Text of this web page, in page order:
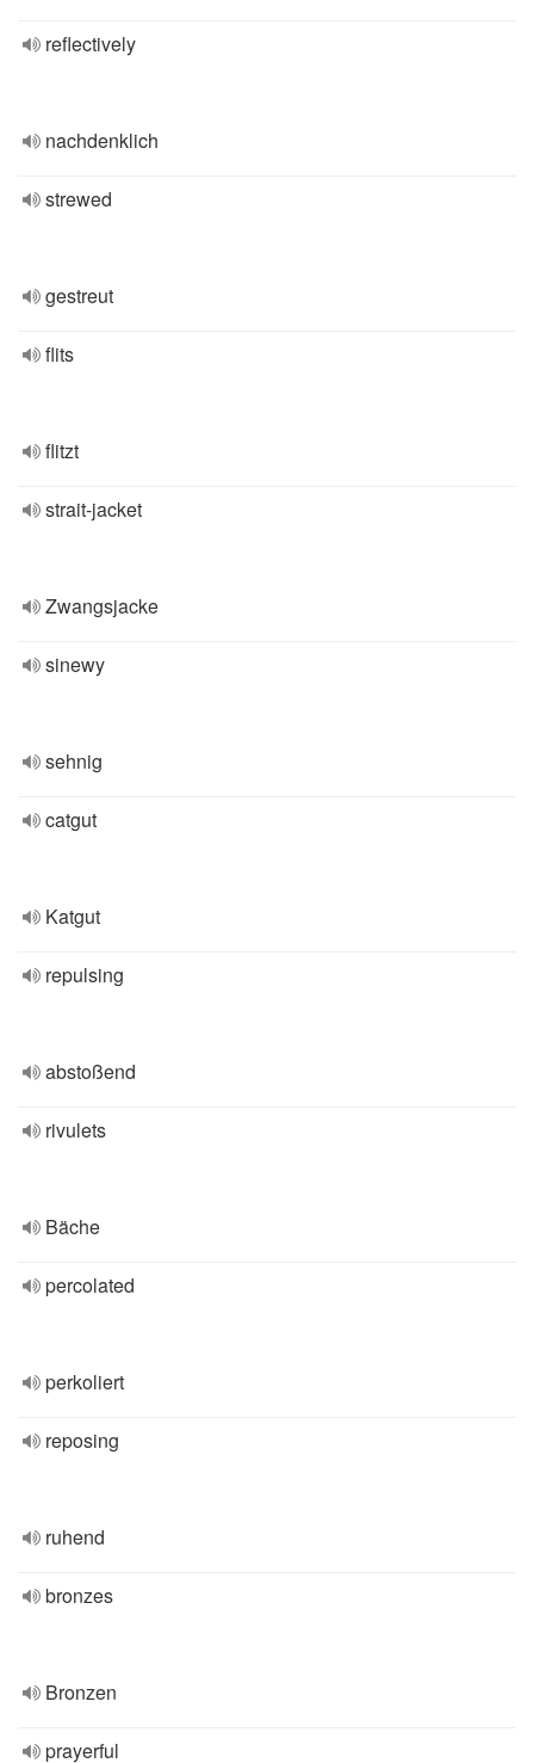
reflectively
nachdenklich
strewed
gestreut
flits
flitzt
strait-jacket
Zwangsjacke
sinewy
sehnig
catgut
Katgut
repulsing
abstoßend
rivulets
Bäche
percolated
perkoliert
reposing
ruhend
bronzes
Bronzen
prayerful